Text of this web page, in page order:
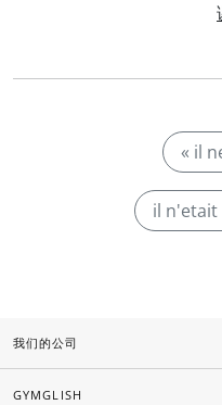
« il
il n'etait
我们的公司
GYMGLISH